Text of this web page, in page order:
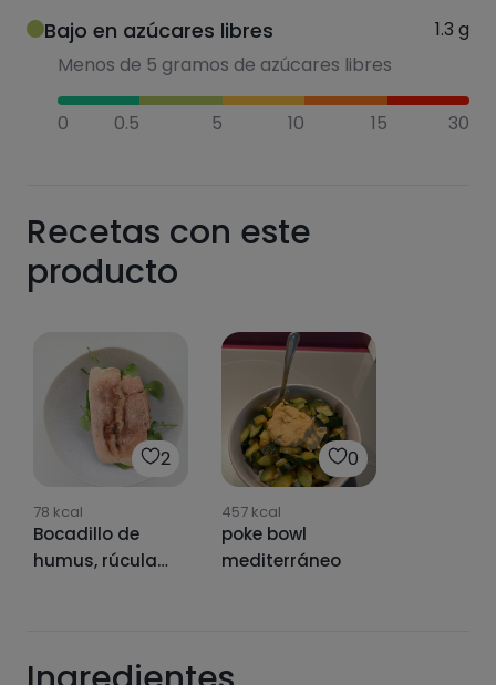
Bajo en azúcares libres 1.3 g
Menos de 5 gramos de azúcares libres
0 0.5 5 10 15 30
Recetas con este
producto
2
78 kcal
Bocadillo de
humus, rúcula
0
457kcal
poke bowl
mediterráneo